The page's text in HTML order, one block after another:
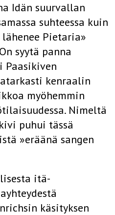
Idän suurvallan
suhteessa kuin
Pietaria»
syytä panna
Paasikiven
kenraalin
myöhemmin
Nimeltä
puhui tässä
»eräänä sangen
itä-
käsityksen